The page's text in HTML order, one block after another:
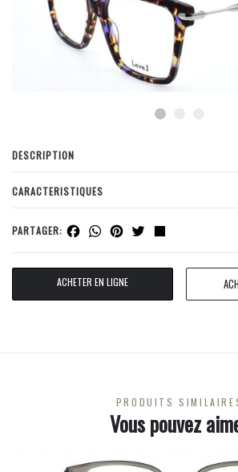
DESCRIPTION
CARACTERISTIQUES
PARTAGER: Facebook
WhatsApp
Pinterest
Twitter
ACHETER EN LIGNE
PRODUITS
Vous pouvez